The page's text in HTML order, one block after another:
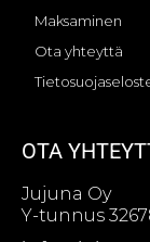
Maksaminen
Ota yhteyttä
OTA
Jujuna Oy
Y-tunnus